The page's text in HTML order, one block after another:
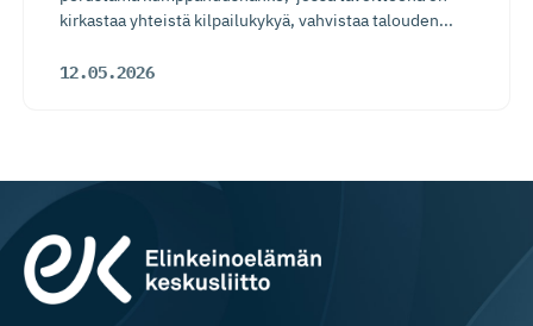
kirkastaa yhteistä kilpailukykyä, vahvistaa talouden...
12.05.2026